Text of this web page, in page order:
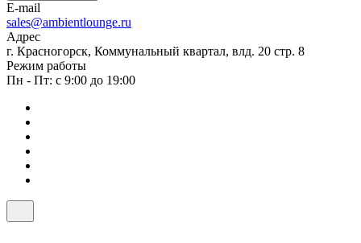
E-mail
sales@ambientlounge.ru
Адрес
г. Красногорск, Коммунальный квартал, влд. 20 стр. 8
Режим работы
Пн - Пт: с 9:00 до 19:00